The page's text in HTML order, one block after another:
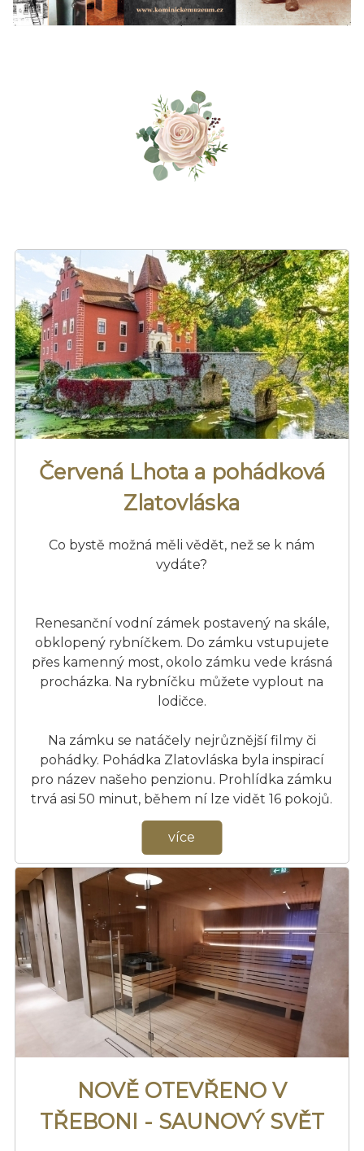
Červená Lhota a pohádková
Zlatovláska
Co bystě možná měli vědět, než se k nám
vydáte?
Renesanční vodní zámek postavený na skále,
obklopený rybníčkem. Do zámku vstupujete
přes kamenný most, okolo zámku vede krásná
procházka. Na rybníčku můžete vyplout na
lodičce.
Na zámku se natáčely nejrůznější filmy či
pohádky. Pohádka Zlatovláska byla inspirací
pro název našeho penzionu. Prohlídka zámku
trvá asi 50 minut, během ní lze vidět 16 pokojů.
více
NOVĚ OTEVŘENO V
TŘEBONI - SAUNOVÝ SVĚT